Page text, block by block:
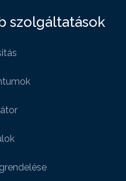
szolgáltatások